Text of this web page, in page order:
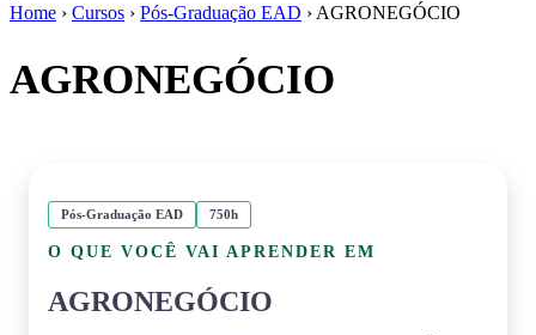
Home › Cursos › Pós-Graduação EAD › AGRONEGÓCIO
AGRONEGÓCIO
Pós-Graduação EAD 750h
O QUE VOCÊ VAI APRENDER EM
AGRONEGÓCIO